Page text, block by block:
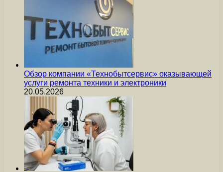
Обзор компании «Технобытсервис» оказывающей
услуги ремонта техники и электроники
20.05.2026